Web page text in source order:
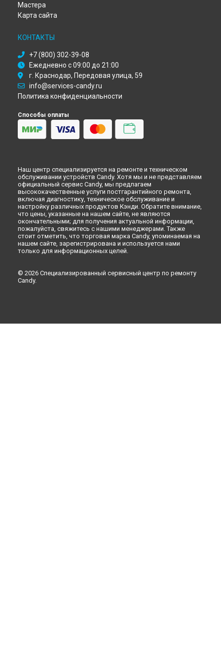
Ремонт микроволновой печи MIC 20 GDFX Candy в
Ремонт микроволновой печи MIC 20 GDFX Candy в
Ремонт микроволновой печи MIC 20 GDFX Candy в
Ремонт микроволновой печи MIC 20 GDFX Candy в
Ульяновске
Ремонт микроволновой печи MIC 20 GDFX Candy в
Ремонт микроволновой печи MIC 20 GDFX Candy в
Ремонт микроволновой печи MIC 20 GDFX Candy в
Кемерово
Ремонт микроволновой печи MIC 20 GDFX Candy в
Ремонт микроволновой печи MIC 20 GDFX Candy в
Астрахани
Ремонт микроволновой печи MIC 20 GDFX Candy в
Набережных Челнах
Ремонт микроволновой печи MIC 20 GDFX Candy вЛипецке
Мастера
Карта сайта
КОНТАКТЫ
+7 (800) 302-39-08
Ежедневно с 09:00 до 21:00
г. Краснодар, Передовая улица, 59
info@services-candy.ru
Политика конфиденциальности
Способы оплаты
Наш центр специализируется на ремонте и техническом
обслуживании устройств Candy. Хотя мы и не представляем
официальный сервис Candy, мы предлагаем
высококачественные услуги постгарантийного ремонта,
включая диагностику, техническое обслуживание и
настройку различных продуктов Кэнди. Обратите внимание,
что цены, указанные на нашем сайте, не являются
окончательными; для получения актуальной информации,
пожалуйста, свяжитесь с нашими менеджерами. Также
стоит отметить, что торговая марка Candy, упоминаемая на
нашем сайте, зарегистрирована и используется нами
только для информационных целей.
© 2026 Специализированный сервисный центр по ремонту
Candy.